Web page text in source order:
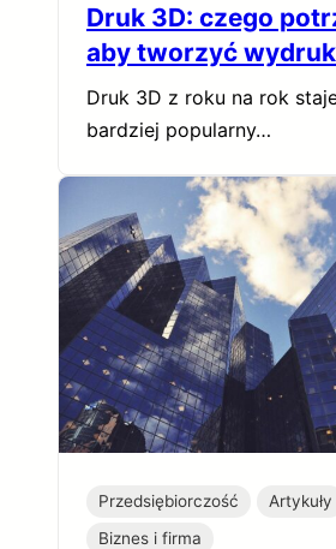
Druk 3D: czego
aby tworzyć
Druk 3D z roku na rok
bardziej popularny…
Przedsiębiorczość
Artykuły
Biznes i firma